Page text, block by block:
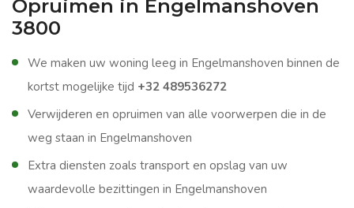
Opruimen in Engelmanshoven
3800
We maken uw woning leeg in Engelmanshoven binnen de
kortst mogelijke tijd +32 489536272
Verwijderen en opruimen van alle voorwerpen die in de
weg staan in Engelmanshoven
Extra diensten zoals transport en opslag van uw
waardevolle bezittingen in Engelmanshoven